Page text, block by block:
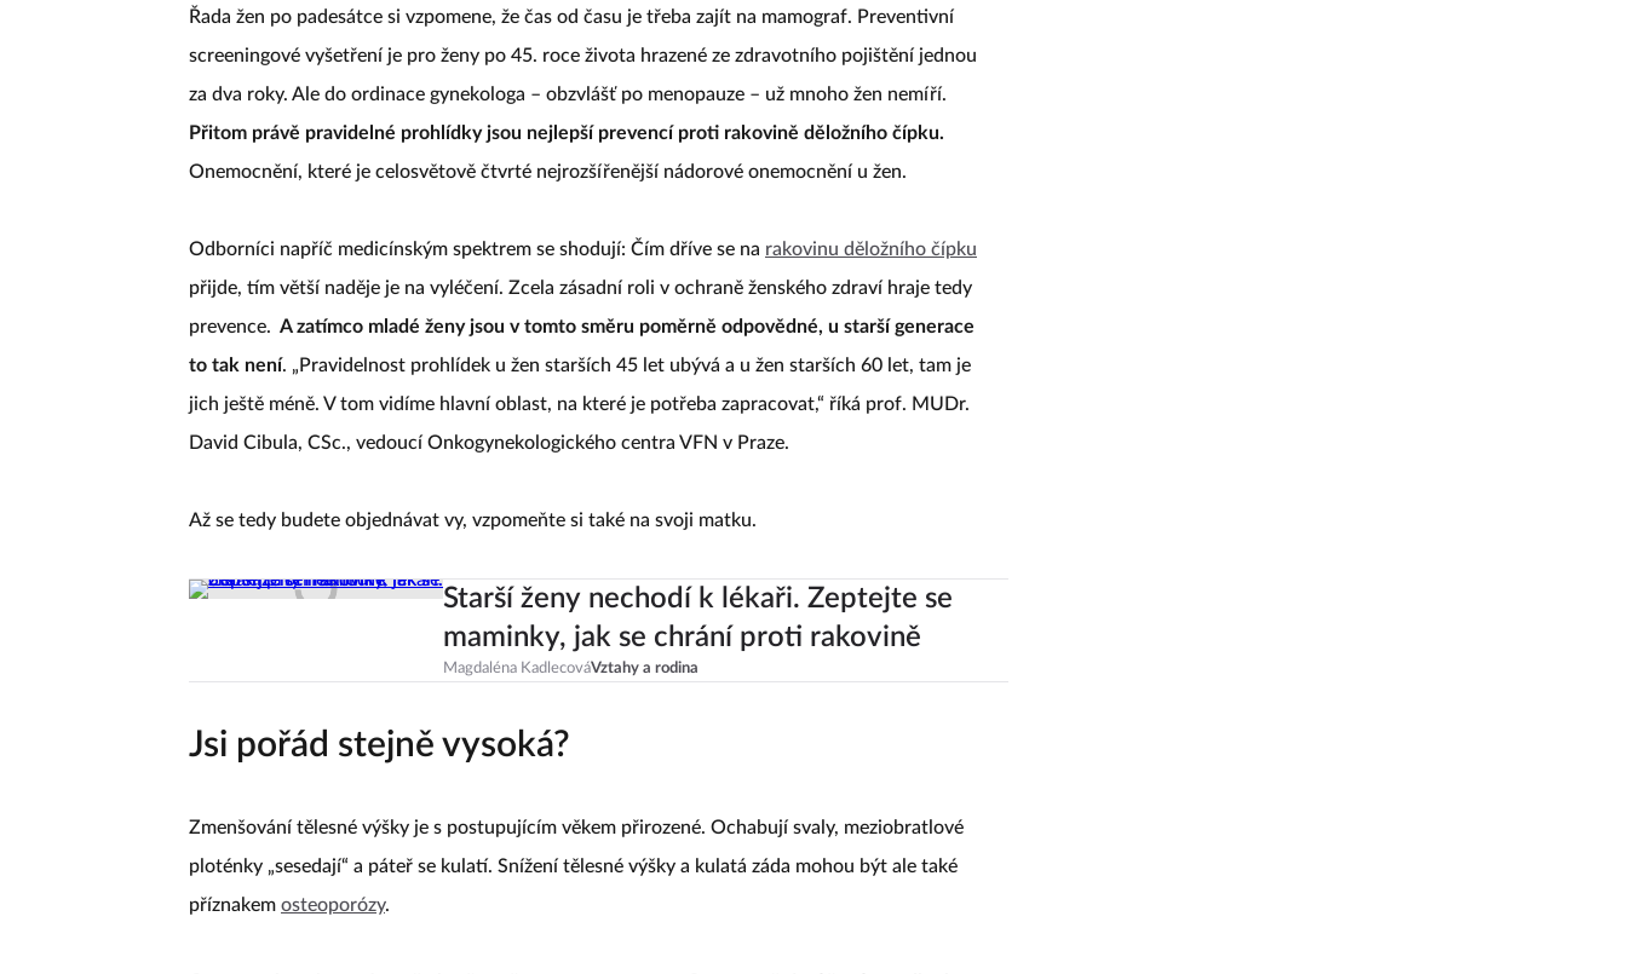
Řada žen po padesátce si vzpomene, že čas od času je třeba zajít na mamograf. Preventivní
screeningové vyšetření je pro ženy po 45. roce života hrazené ze zdravotního pojištění jednou
za dva roky. Ale do ordinace gynekologa – obzvlášť po menopauze – už mnoho žen nemíří.
Přitom právě pravidelné prohlídky jsou nejlepší prevencí proti rakovině děložního čípku.
Onemocnění, které je celosvětově čtvrté nejrozšířenější nádorové onemocnění u žen.
Odborníci napříč medicínským spektrem se shodují: Čím dříve se na rakovinu děložního čípku
přijde, tím větší naděje je na vyléčení. Zcela zásadní roli v ochraně ženského zdraví hraje tedy
prevence. A zatímco mladé ženy jsou v tomto směru poměrně odpovědné, u starší generace
to tak není. „Pravidelnost prohlídek u žen starších 45 let ubývá a u žen starších 60 let, tam je
jich ještě méně. V tom vidíme hlavní oblast, na které je potřeba zapracovat,“ říká prof. MUDr.
David Cibula, CSc., vedoucí Onkogynekologického centra VFN v Praze.
Až se tedy budete objednávat vy, vzpomeňte si také na svoji matku.
Starší ženy nechodí k lékaři. Zeptejte se
maminky, jak se chrání proti rakovině
Magdaléna KadlecováVztahy a rodina
Jsi pořád stejně vysoká?
Zmenšování tělesné výšky je s postupujícím věkem přirozené. Ochabují svaly, meziobratlové
ploténky „sesedají“ a páteř se kulatí. Snížení tělesné výšky a kulatá záda mohou být ale také
příznakem osteoporózy.